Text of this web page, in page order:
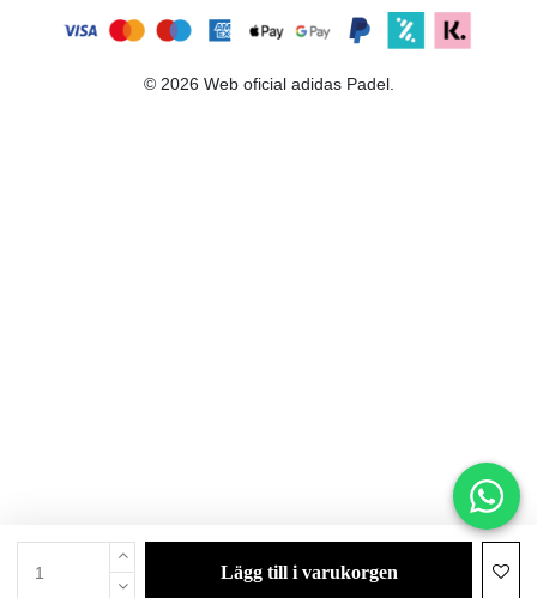
lägg till i varukorgen
© 2026 Web oficial adidas Padel.